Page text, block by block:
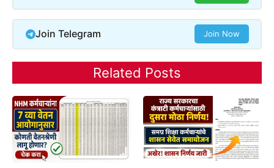
Join Telegram Join Now
Related Posts